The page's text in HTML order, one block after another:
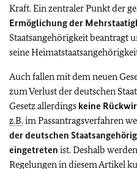
Kraft. Ein zentraler Punkt der
Ermöglichung der
Staatsangehörigkeit beantragt
seine
Auch fallen mit dem neuen
zum Verlust der deutschen
Gesetz allerdings keine
z.B.im Passantragsverfahren
der deutschen
eingetreten ist. Deshalb
Regelungen in diesem Artikel